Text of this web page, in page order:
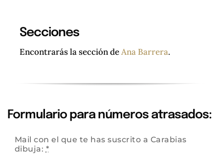
Secciones
Encontrarás la sección deAna Barrera.
Formulario para números atrasados:
Mail con el que te has suscrito a Carabias
dibuja: *